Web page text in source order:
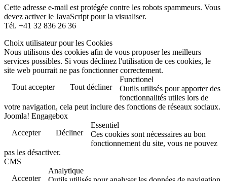
Cette adresse e-mail est protégée contre les robots spammeurs. Vous
devez activer le JavaScript pour la visualiser.
Tél. +41 32 836 26 36
Choix utilisateur pour les Cookies
Nous utilisons des cookies afin de vous proposer les meilleurs
services possibles. Si vous déclinez l'utilisation de ces cookies, le
site web pourrait ne pas fonctionner correctement.
Tout accepter
Tout décliner
Functionel
Outils utilisés pour apporter des
fonctionnalités utiles lors de
votre navigation, cela peut inclure des fonctions de réseaux sociaux.
Joomla! Engagebox
Accepter
Décliner
Essentiel
Ces cookies sont nécessaires au bon
fonctionnement du site, vous ne pouvez
pas les désactiver.
CMS
Accepter
Analytique